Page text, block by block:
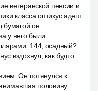
ветеранской пенсии и
класса оптикус адепт
бумагой он
у него были
144, осадный?
вздохнул, как будто
Он потянулся к
половину